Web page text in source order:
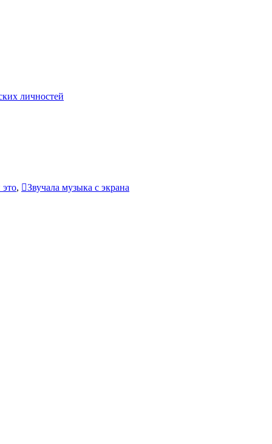
личностей
,
Звучала музыка с экрана